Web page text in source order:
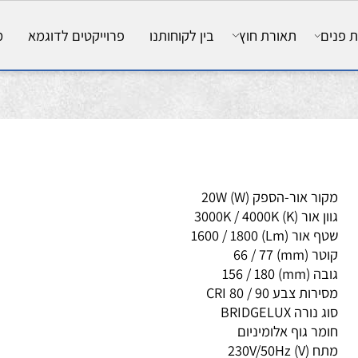
תאורת חוץ בין לקוחותנו פרוייקטים לדוגמא
מקור אור-הספק (W)
20W
גוון אור (K)
3000K/ 4000K
שטף אור (Lm)
1600/ 1800
קוטר (mm)
66 / 77
גובה (mm)
156/ 180
מסירות צבע CRI
80/90
סוג נורה BRIDGELUX
חומר גוףאלומיניום